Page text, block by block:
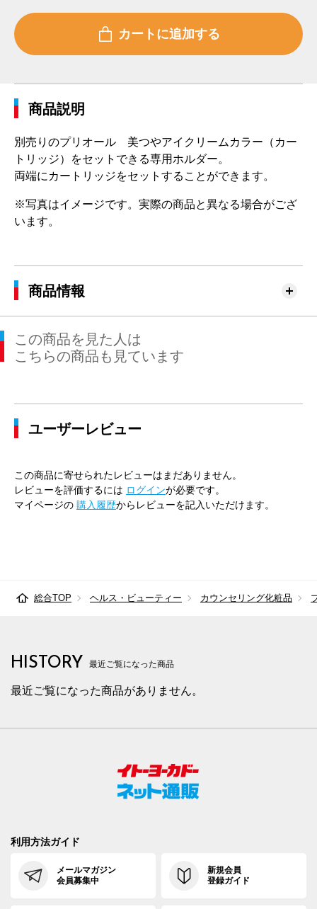
商品説明
別売りのプリオール 美つやアイクリームカラー（カー
トリッジ）をセットできる専用ホルダー。
両端にカートリッジをセットすることができます。
※写真はイメージです。実際の商品と異なる場合がござ
います。
商品情報
この商品を見た人は
こちらの商品も見ています
ユーザーレビュー
この商品に寄せられたレビューはまだありません。
レビューを評価するには ログインが必要です。
マイページの 購入履歴からレビューを記入いただけます。
総合TOP ヘルス・ビューティー カウンセリング化粧品
HISTORY 最近ご覧になった商品
最近ご覧になった商品がありません。
利用方法ガイド
メールマガジン
会員募集中
新規会員
登録ガイド